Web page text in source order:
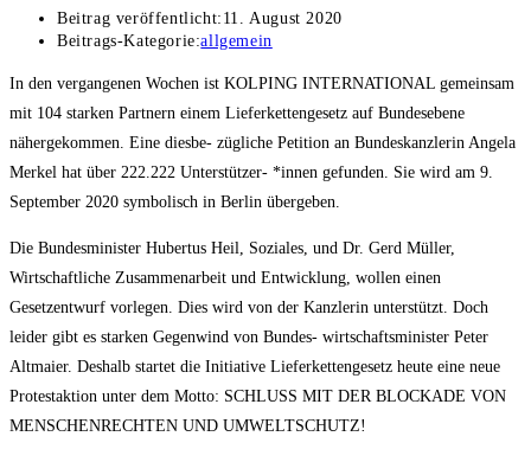
Beitrag veröffentlicht: 11. August 2020
Beitrags-Kategorie:allgemein
In den vergangenen Wochen ist KOLPING INTERNATIONAL gemeinsam
mit 104 starken Partnern einem Lieferkettengesetz auf Bundesebene
nähergekommen. Eine diesbe- zügliche Petition an Bundeskanzlerin Angela
Merkel hat über 222.222 Unterstützer- *innen gefunden. Sie wird am 9.
September 2020 symbolisch in Berlin übergeben.
Die Bundesminister Hubertus Heil, Soziales, und Dr. Gerd Müller,
Wirtschaftliche Zusammenarbeit und Entwicklung, wollen einen
Gesetzentwurf vorlegen. Dies wird von der Kanzlerin unterstützt. Doch
leider gibt es starken Gegenwind von Bundes- wirtschaftsminister Peter
Altmaier. Deshalb startet die Initiative Lieferkettengesetz heute eine neue
Protestaktion unter dem Motto: SCHLUSS MIT DER BLOCKADE VON
MENSCHENRECHTEN UND UMWELTSCHUTZ!